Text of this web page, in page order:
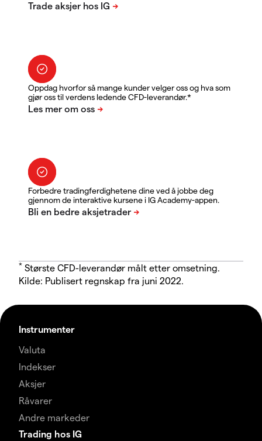
Oppdag hvorfor så mange kunder velger oss og hva som
gjør oss til verdens ledende CFD-leverandør.*
Forbedre tradingferdighetene dine ved å jobbe deg
gjennom de interaktive kursene i IG Academy-appen.
* Største CFD-leverandør målt etter omsetning.
Kilde: Publisert regnskap fra juni 2022.
Instrumenter
Valuta
Indekser
Aksjer
Råvarer
Andre markeder
Trading hos IG